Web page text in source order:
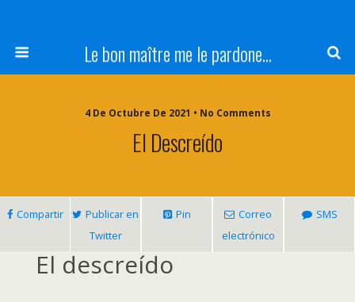
Le bon maître me le pardone...
4 De Octubre De 2021 • No Comments
El Descreído
Compartir
Publicar en
Twitter
Pin
Correo
electrónico
SMS
El descreído